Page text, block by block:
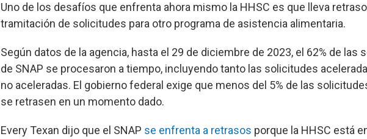
Uno de los desafíos que enfrenta ahora mismo la HHSC es que lleva
tramitación de solicitudes para otro programa de asistencia alimentaria.
Según datos de la agencia, hasta el 29 de diciembre de 2023, el 62% de las
de SNAP se procesaron a tiempo, incluyendo tanto las solicitudes
no aceleradas. El gobierno federal exige que menos del 5% de las
se retrasen en un momento dado.
Every Texan dijo que el SNAP se enfrenta a retrasos porque la HHSC está